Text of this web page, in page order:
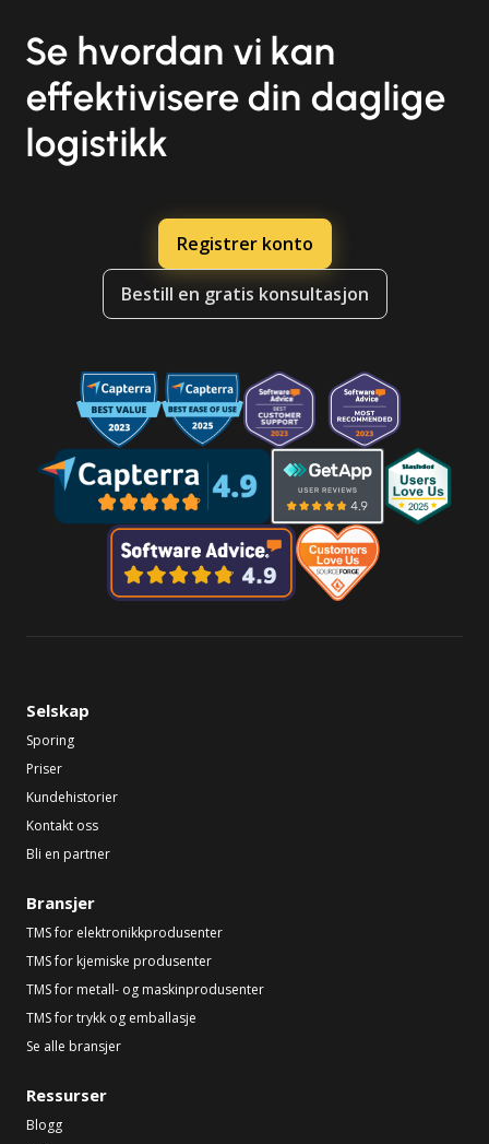
Se hvordan vi kan
effektivisere din daglige
logistikk
Registrer konto
Bestill en gratis konsultasjon
Selskap
Sporing
Priser
Kundehistorier
Kontakt oss
Bli en partner
Bransjer
TMS for elektronikkprodusenter
TMS for kjemiske produsenter
TMS for metall- og maskinprodusenter
TMS for trykk og emballasje
Se alle bransjer
Ressurser
Blogg